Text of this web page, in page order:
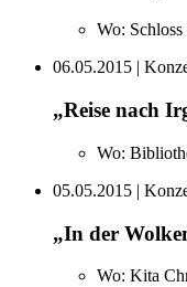
Wo:
06.05.2015 |
„Reise nach
Wo:
05.05.2015 |
„In der
Wo: Kita